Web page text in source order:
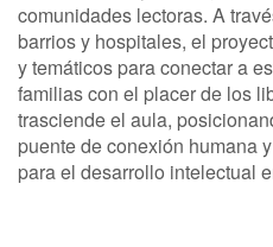
comunidades lectoras. A
barrios y hospitales, el
y temáticos para conectar a
familias con el placer de los
trasciende el aula,
puente de conexión humana
para el desarrollo intelectual